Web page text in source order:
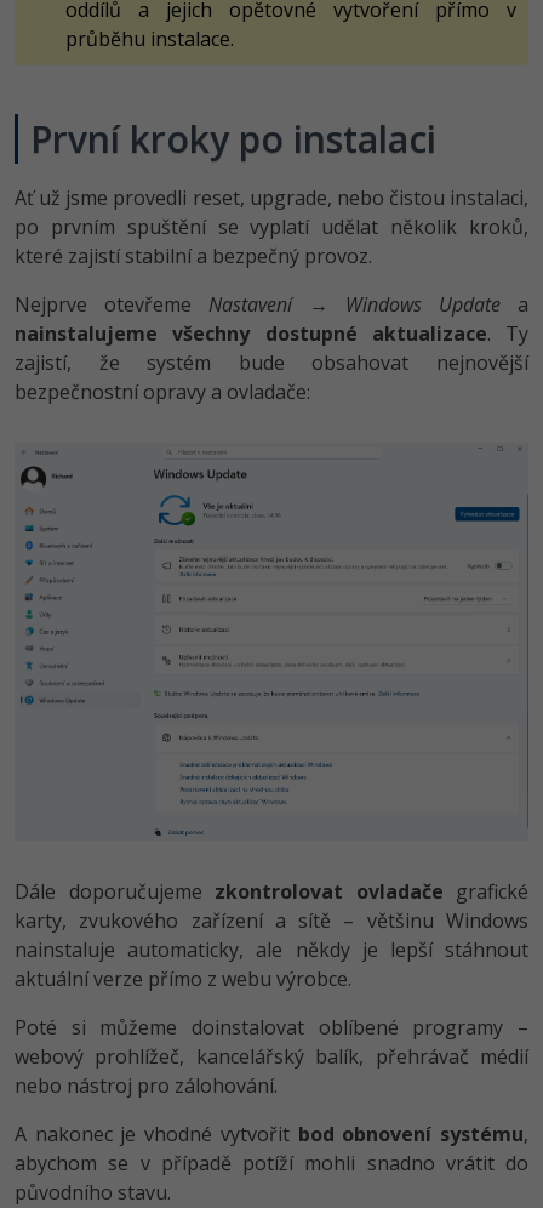
oddílů a jejich opětovné vytvoření přímo v
průběhu instalace.
První kroky po instalaci
Ať už jsme provedli reset, upgrade, nebo čistou instalaci,
po prvním spuštění se vyplatí udělat několik kroků,
které zajistí stabilní a bezpečný provoz.
Nejprve otevřeme Nastavení→ Windows Update a
nainstalujeme všechny dostupné aktualizace. Ty
zajistí, že systém bude obsahovat nejnovější
bezpečnostní opravy a ovladače:
Dále doporučujeme zkontrolovat ovladače grafické
karty, zvukového zařízení a sítě – většinu Windows
nainstaluje automaticky, ale někdy je lepší stáhnout
aktuální verze přímo z webu výrobce.
Poté si můžeme doinstalovat oblíbené programy –
webový prohlížeč, kancelářský balík, přehrávač médií
nebo nástroj pro zálohování.
A nakonec je vhodné vytvořit bod obnovení systému,
abychom se v případě potíží mohli snadno vrátit do
původního stavu.